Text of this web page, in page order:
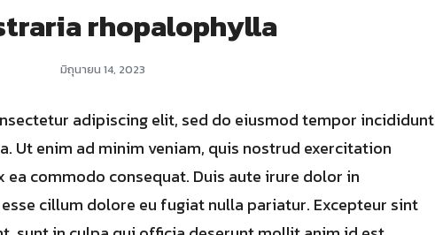
rhopalophylla
มิถุนายน 14, 2023
adipiscing elit, sed do eiusmod tempor incididunt
Ut enim ad minim veniam, quis nostrud exercitation
commodo consequat. Duis aute irure dolor in
cillum dolore eu fugiat nulla pariatur. Excepteur sint